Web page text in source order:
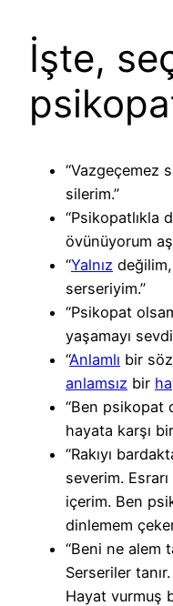
İşte,
“Vazgeçemez
silerim.”
“Psikopatlıkla
övünüyorum
“Yalnız
serseriyim.”
“Psikopat
yaşamayı
“Anlamlı bir
anlamsız bir
“Ben psikopat
hayata karşı bir
“Rakıyı
severim.
içerim. Ben
dinlemem
“Beni ne alem
Serseriler
Hayat vurmuş